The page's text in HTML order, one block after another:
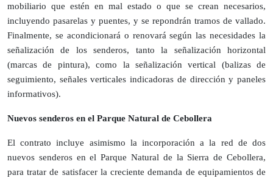
mobiliario que estén en mal estado o que se crean necesarios,
incluyendo pasarelas y puentes, y se repondrán tramos de vallado.
Finalmente, se acondicionará o renovará según las necesidades la
señalización de los senderos, tanto la señalización horizontal
(marcas de pintura), como la señalización vertical (balizas de
seguimiento, señales verticales indicadoras de dirección y paneles
informativos).
Nuevos senderos en el Parque Natural de Cebollera
El contrato incluye asimismo la incorporación a la red de dos
nuevos senderos en el Parque Natural de la Sierra de Cebollera,
para tratar de satisfacer la creciente demanda de equipamientos de